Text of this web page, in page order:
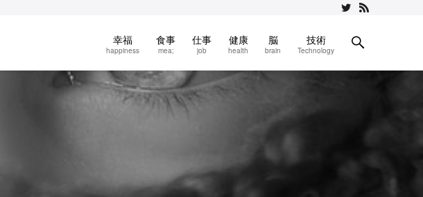
幸福
happiness
食事
mea;
仕事
job
健康
health
脳
brain
技術
Technology